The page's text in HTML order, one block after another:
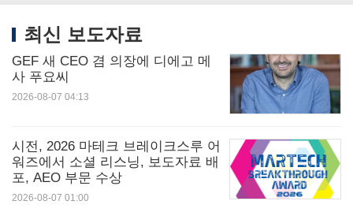
최신 보도자료
GEF 새 CEO 겸 의장에 디에고 메
사 푸요씨
2026-08-07 04:13
시전, 2026 마테크 브레이크스루 어
워즈에서 소셜 리스닝, 보도자료 배
포, AEO 부문 수상
2026-08-07 01:00